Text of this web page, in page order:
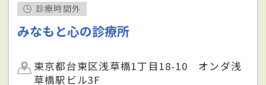
診療時間外
みなもと心の診療所
東京都台東区浅草橋1丁目18-10 オンダ浅
草橋駅ビル3F